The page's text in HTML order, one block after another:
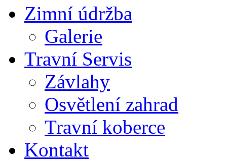
Zimní údržba
Galerie
Travní Servis
Závlahy
Osvětlení zahrad
Travní koberce
Kontakt